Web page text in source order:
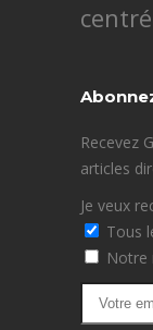
Recevez
articles
Je veux
Tous
Notre